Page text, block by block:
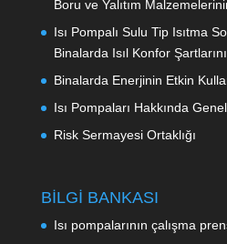
Boru ve Yalıtım
Isı Pompalı Sulu Tip Isıtma
Binalarda Isıl Konfor
Binalarda Enerjinin Etkin
Isı Pompaları Hakkında
Risk Sermayesi Ortaklığı
BİLGİ BANKASI
Isı pompalarının çalışma